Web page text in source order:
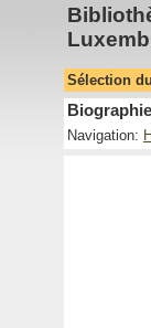
Sélection
Navigation: